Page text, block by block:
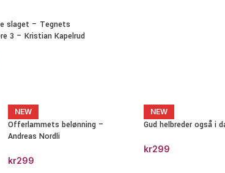
slaget – Tegnets
3 – Kristian Kapelrud
NEW
Offerlammets belønning –
Andreas Nordli
kr299
NEW
Gud helbreder også i
kr299